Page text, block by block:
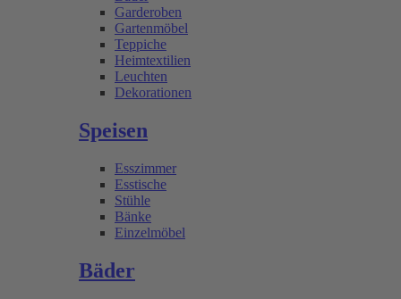
Garderoben
Gartenmöbel
Teppiche
Heimtextilien
Leuchten
Dekorationen
Speisen
Esszimmer
Esstische
Stühle
Bänke
Einzelmöbel
Bäder